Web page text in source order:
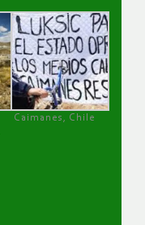
Caimanes, Chile